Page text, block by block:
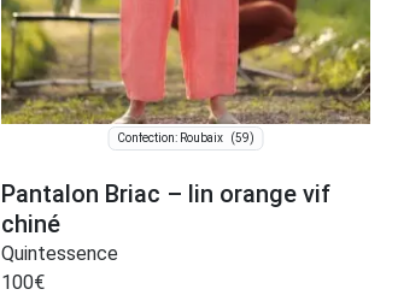
Confection: Roubaix (59)
Pantalon Briac – lin orange vif
chiné
Quintessence
100€